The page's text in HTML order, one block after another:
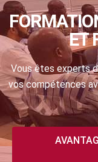
ET
Vous êtes experts
vos compétences